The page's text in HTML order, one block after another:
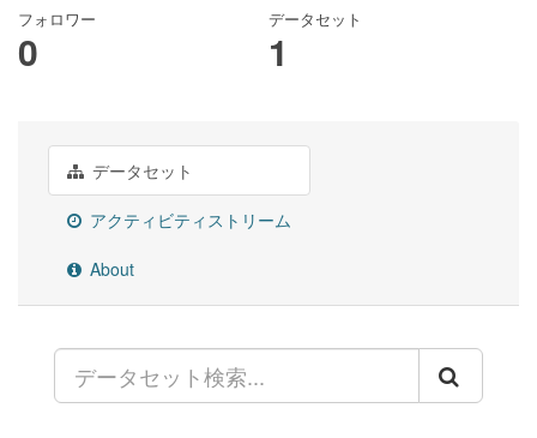
フォロワー
0
データセット
1
データセット
アクティビティストリーム
About